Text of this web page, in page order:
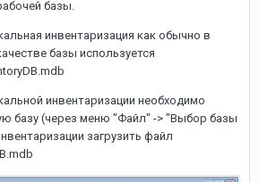
базы.
инвентаризация как обычно в
базы используется
инвентаризации необходимо
базу (через меню "Файл" -> "Выбор базы
загрузить файл